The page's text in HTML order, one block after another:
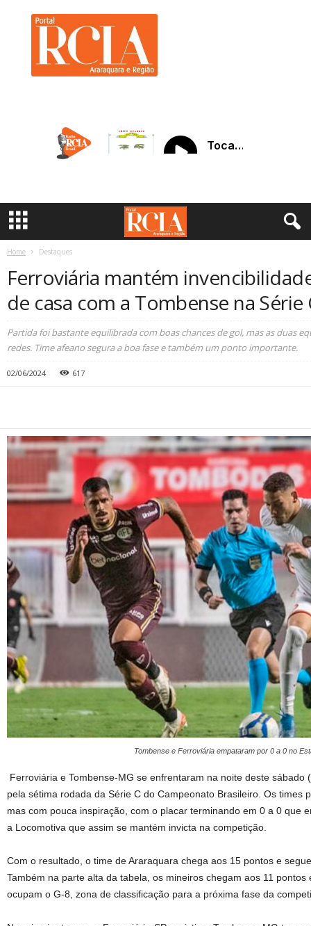
a
Home Destaques
Ferroviária mantém
de casa com a Tombense na
Partida foi bastante equilibrada com boas chances de gol, mas as duas
redes. Time afeano segura a boa fase e também um ponto importante.
02/06/2024 617
Tombense e Ferroviária empataram por 0 a 0 no
Ferroviária e Tombense-MG se enfrentaram na noite deste sábado
pela sétima rodada da Série C do Campeonato Brasileiro. Os times
mas com pouca inspiração, com o placar terminando em 0 a 0 que
a Locomotiva que assim se mantém invicta na competição.
Com o resultado, o time de Araraquara chega aos 15 pontos e
Também na parte alta da tabela, os mineiros chegam aos 11
ocupam o G-8, zona de classificação para a próxima fase da